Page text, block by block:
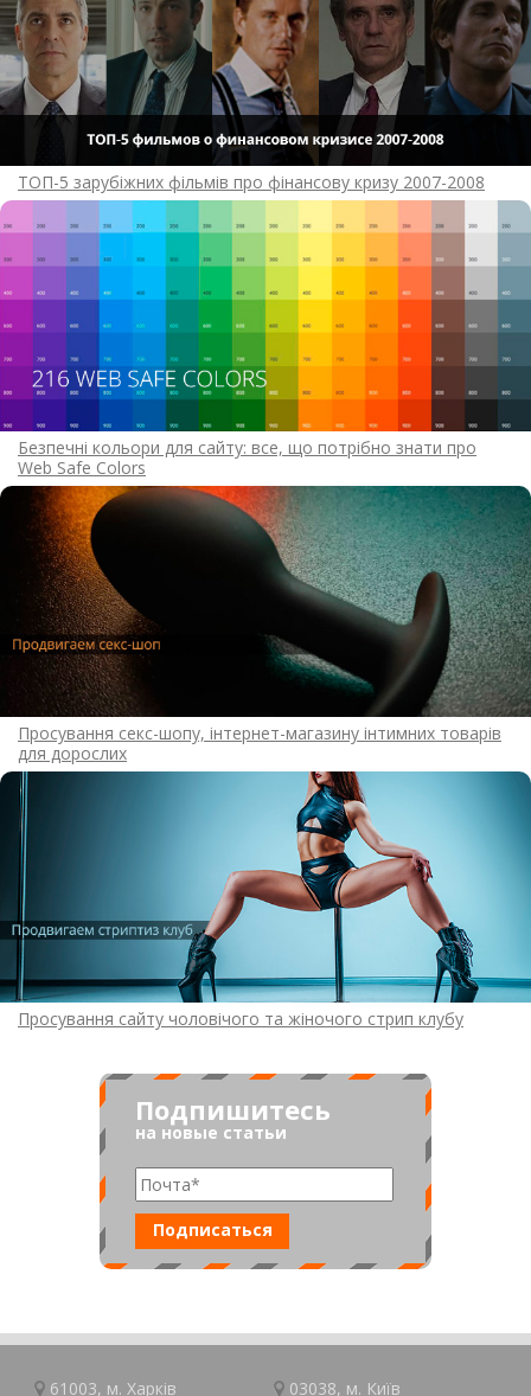
ТОП-5 зарубіжних фільмів про фінансову кризу 2007-2008
Безпечні кольори для сайту: все, що потрібно знати про
Web Safe Colors
Просування секс-шопу, інтернет-магазину інтимних товарів
для дорослих
Просування сайту чоловічого та жіночого стрип клубу
Подпишитесь
на новые статьи
61003, м.Харків
03038, м. Київ